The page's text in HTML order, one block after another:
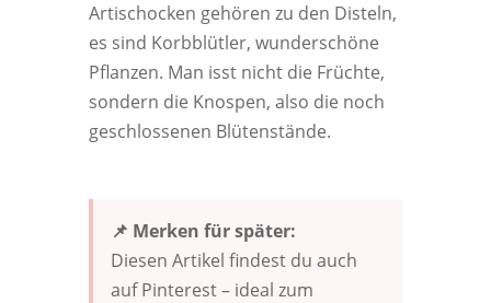
Artischocken gehören zu den Disteln,
es sind Korbblütler, wunderschöne
Pflanzen. Man isst nicht die Früchte,
sondern die Knospen, also die noch
geschlossenen Blütenstände.
📌 Merken für später:
Diesen Artikel findest du auch
auf Pinterest – ideal zum